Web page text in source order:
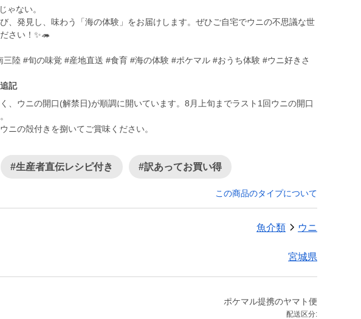
ゃない。
、発見し、味わう「海の体験」をお届けします。ぜひご自宅でウニの不思議な世
さい！✨🦔
三陸 #旬の味覚 #産地直送 #食育 #海の体験 #ポケマル #おうち体験 #ウニ好きさ
記
、ウニの開口(解禁日)が順調に開いています。8月上旬までラスト1回ウニの開口
ニの殻付きを捌いてご賞味ください。
#生産者直伝レシピ付き #訳あってお買い得
この商品のタイプについて
魚介類 ウニ
宮城県
ポケマル提携のヤマト便
配送区分: